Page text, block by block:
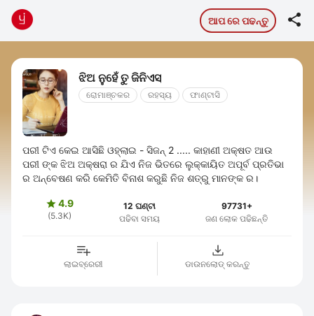
ଆପ ରେ ପଢନ୍ତୁ 
ଝିଅ ନୁହେଁ ତୁ ଜିନିଏସ୍
ରୋମାଞ୍ଚକର ରହସ୍ୟ ଫାଣ୍ଟାସି
ପରୀ ଟିଏ କେଇ ଆସିଛି ଓହ୍ଲାଇ - ସିଜନ୍ 2 ..... କାହାଣୀ ଅକ୍ଷତ ଆଉ
ପରୀ ଙ୍କ ଝିଅ ଅକ୍ଷରା ର ଯିଏ ନିଜ ଭିତରେ ଲୁକ୍କାୟିତ ଅପୂର୍ବ ପ୍ରତିଭା
ର ଅନ୍ବେଷଣ କରି କେମିତି ବିନାଶ କରୁଛି ନିଜ ଶତ୍ରୁ ମାନଙ୍କ ର।
4.9
(5.3K)
12 ଘଣ୍ଟା
ପଢିବା ସମୟ
97731+
ଜଣ ଲୋକ ପଢିଛନ୍ତି
ଲାଇବ୍ରେରୀ ଡାଉନଲୋଡ୍ କରନ୍ତୁ